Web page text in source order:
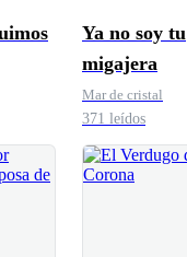
Ya no soy tu
migajera
Mar de cristal
371 leídos